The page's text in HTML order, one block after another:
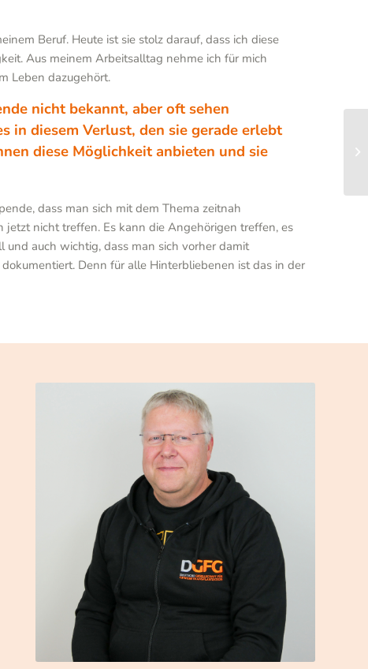
Beruf. Heute ist sie stolz darauf, dass ich diese
Aus meinem Arbeitsalltag nehme ich für mich
Leben dazugehört.
nicht bekannt, aber oft sehen
in diesem Verlust, den sie gerade erlebt
diese Möglichkeit anbieten und sie
dass man sich mit dem Thema zeitnah
nicht treffen. Es kann die Angehörigen treffen, es
auch wichtig, dass man sich vorher damit
Denn für alle Hinterbliebenen ist das in der